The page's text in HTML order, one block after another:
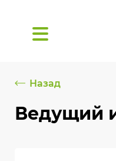
Назад
Ведущий